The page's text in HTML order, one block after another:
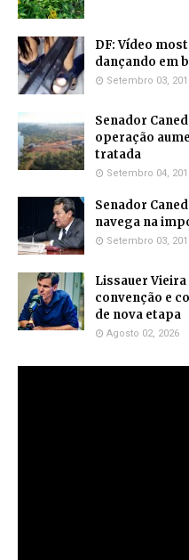
DF: Vídeo
dançando em
Setembro 03,
Senador
operação
tratada
Setembro 04,
Senador
navega na
Setembro 03,
Lissauer
convenção e
de nova etapa
Agosto 02, 2026